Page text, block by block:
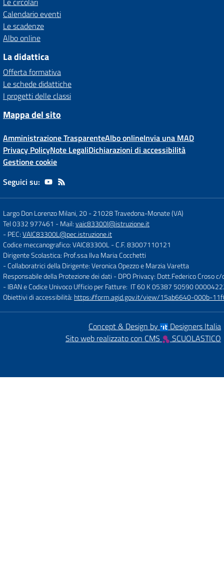
Calendario eventi
Le scadenze
Albo online
La didattica
Offerta formativa
Le schede didattiche
I progetti delle classi
Mappa del sito
Amministrazione TrasparenteAlbo onlineInvia una MAD
Privacy PolicyNote LegaliDichiarazioni di accessibilità
Gestione cookie
Seguici su:
Largo Don Lorenzo Milani, 20-21028 Travedona-Monate (VA)
Tel 0332 977461 - Mail:vaic83300l@istruzione.it
- PEC:VAIC83300L@pec.istruzione.it
Codice meccanografico: VAIC83300L- C.F. 83007110121
Dirigente Scolastica: Prof.ssa Ilva Maria Cocchetti
- Collaboratrici della Dirigente: Veronica Opezzo e Marzia Varetta
Responsabile della Protezione dei dati - DPO Privacy: Dott.Federico Croso
- IBAN e Codice Univoco Ufficio per Fatture: IT 60 K 05387 50590
Obiettivi di accessibilità: https://form.agid.gov.it/view/15ab6640-000b-
Concept & Design by
Designers Italia
Sito web realizzato con CMS
SCUOLASTICO